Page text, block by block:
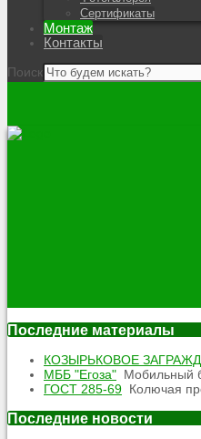
Сертификаты
Монтаж
Контакты
Поиск
Последние материалы
КОЗЫРЬКОВОЕ
МББ "Егоза" Мобильный
ГОСТ 285-69 Колючая
Последние новости